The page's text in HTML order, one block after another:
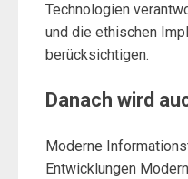
Technologien
und die ethischen
berücksichtigen.
Danach wird
Moderne
Entwicklungen